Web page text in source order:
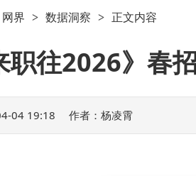
生变，英伟达AMD境遇迥异
网界 > 数据洞察 > 正文内容
职往2026》春
04 19:18 作者：杨凌霄